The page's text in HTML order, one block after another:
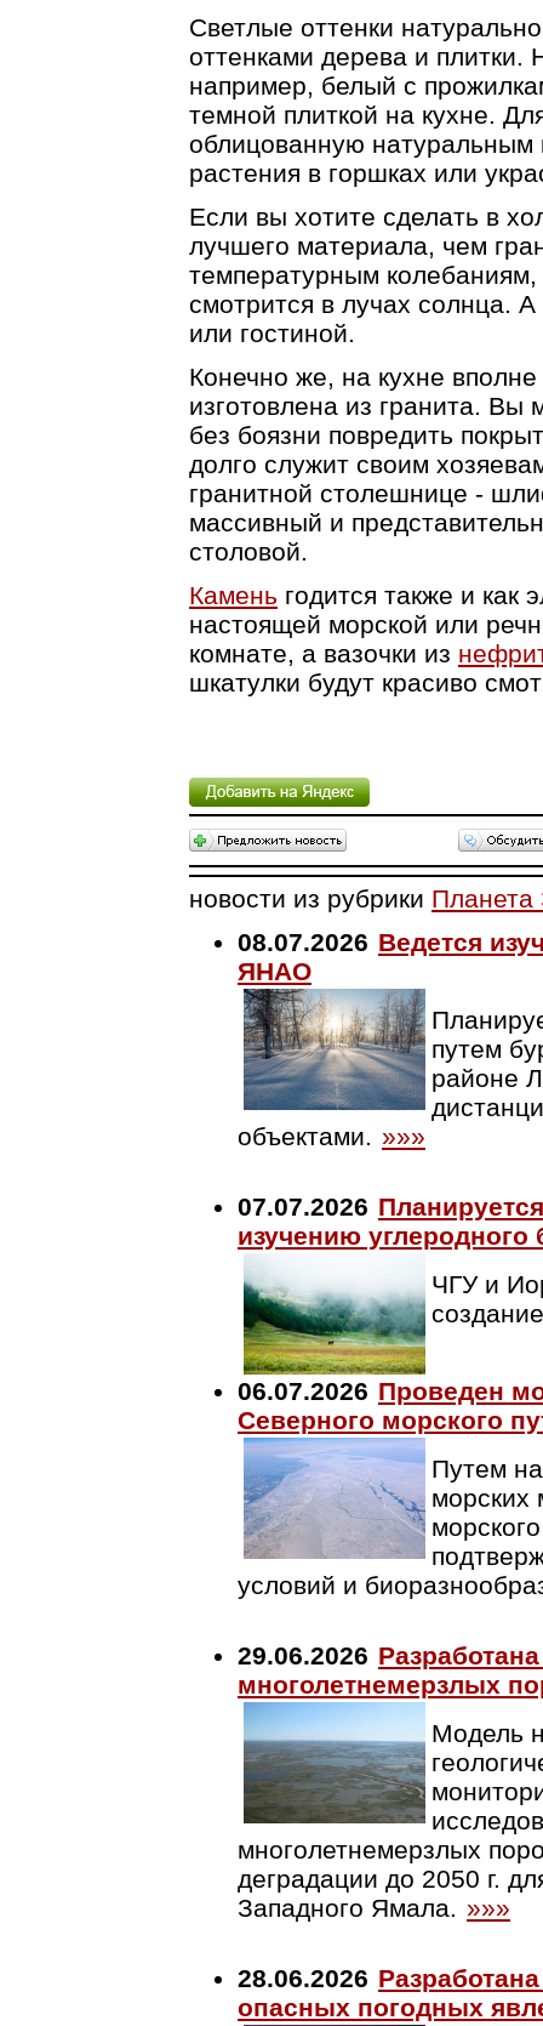
Светлые оттенки
оттенками дерева и плитки.
например, белый с
темной плиткой на кухне.
облицованную
растения в горшках или
Если вы хотите сделать в
лучшего материала, чем
температурным
смотрится в лучах солнца.
или гостиной.
Конечно же, на кухне
изготовлена из гранита. Вы
без боязни повредить
долго служит своим
гранитной столешнице -
массивный и
столовой.
Камень годится также и как
настоящей морской или
комнате, а вазочки из
шкатулки будут красиво
новости из рубрики Планета
08.07.2026 Ведется
ЯНАО
путем
районе
объектами. »»»
07.07.2026
изучению углеродного
ЧГУ и
06.07.2026 Проведен
Северного морского
Путем
морских
условий и
29.06.2026
многолетнемерзлых
Модель
многолетнемерзлых
деградации до 2050 г.
Западного Ямала. »»»
28.06.2026
опасных погодных